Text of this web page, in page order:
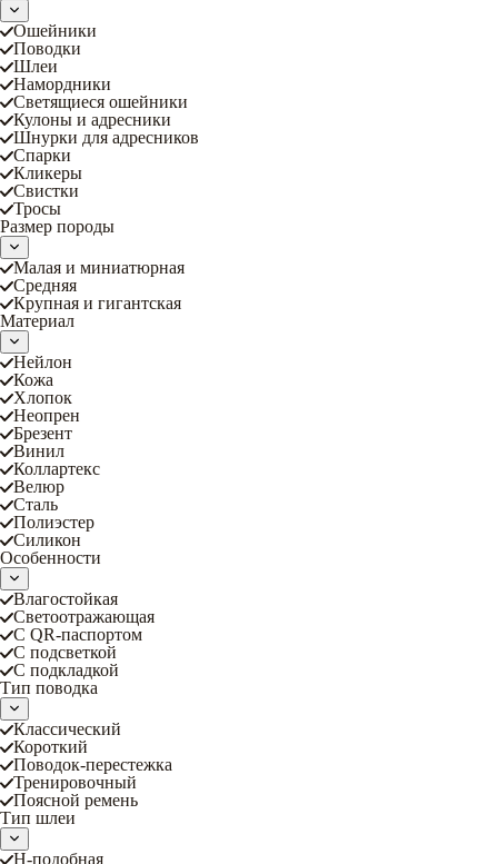
Ошейники
Поводки
Шлеи
Намордники
Светящиеся ошейники
Кулоны и адресники
Шнурки для адресников
Спарки
Кликеры
Свистки
Тросы
Размер породы
Малая и миниатюрная
Средняя
Крупная и гигантская
Материал
Нейлон
Кожа
Хлопок
Неопрен
Брезент
Винил
Коллартекс
Велюр
Сталь
Полиэстер
Силикон
Особенности
Влагостойкая
Светоотражающая
С QR-паспортом
С подсветкой
С подкладкой
Тип поводка
Классический
Короткий
Поводок-перестежка
Тренировочный
Поясной ремень
Тип шлеи
Н-подобная